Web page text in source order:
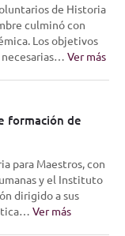
de Historia
culminó con
Los objetivos
Ver más
formación de
para Maestros, con
y el Instituto
dirigido a sus
Ver más